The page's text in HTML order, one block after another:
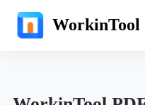
WorkinTool